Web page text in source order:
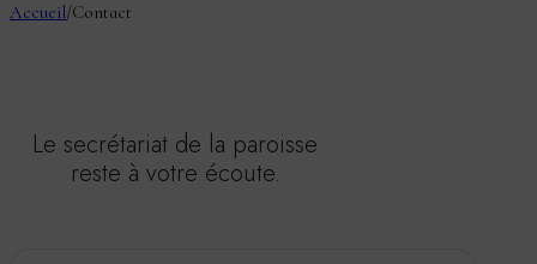
Accueil/Contact
Le secrétariat de la paroisse
reste à votre écoute.